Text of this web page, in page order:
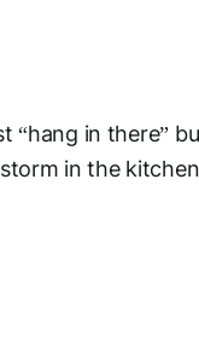
“hang in there”
in the